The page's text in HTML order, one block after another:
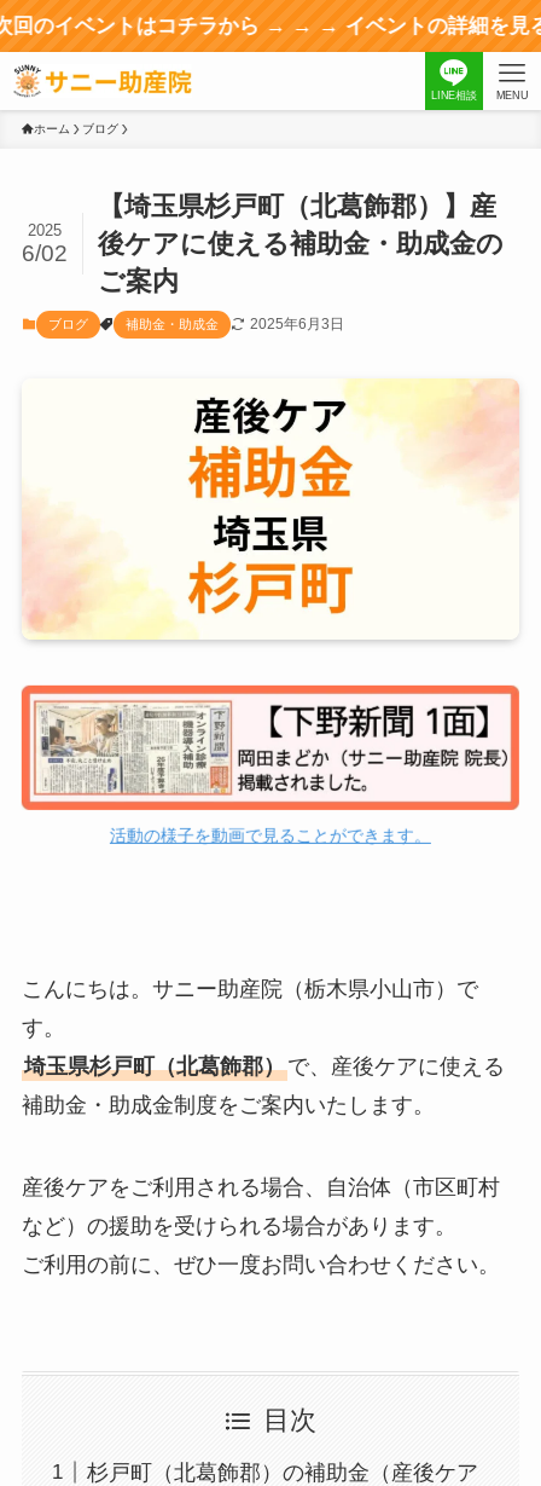
ベントはコチラから → → → イベントの詳細を見る
LINE相談 MENU
ホーム ブログ
【埼玉県杉戸町（北葛飾郡）】産
後ケアに使える補助金・助成金の
ご案内
2025
6/02
ブログ 補助金・助成金 2025年6月3日
活動の様子を動画で見ることができます。
こんにちは。サニー助産院（栃木県小山市）で
す。
埼玉県杉戸町（北葛飾郡）で、産後ケアに使える
補助金・助成金制度をご案内いたします。
産後ケアをご利用される場合、自治体（市区町村
など）の援助を受けられる場合があります。
ご利用の前に、ぜひ一度お問い合わせください。
目次
杉戸町（北葛飾郡）の補助金（産後ケア